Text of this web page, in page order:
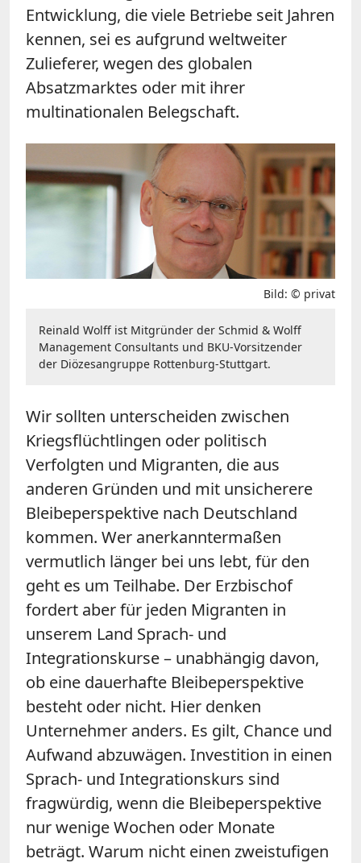
Entwicklung, die viele Betriebe seit Jahren
kennen, sei es aufgrund weltweiter
Zulieferer, wegen des globalen
Absatzmarktes oder mit ihrer
multinationalen Belegschaft.
Bild: © privat
Reinald Wolff ist Mitgründer der Schmid & Wolff
Management Consultants und BKU-Vorsitzender
der Diözesangruppe Rottenburg-Stuttgart.
Wir sollten unterscheiden zwischen
Kriegsflüchtlingen oder politisch
Verfolgten und Migranten, die aus
anderen Gründen und mit unsicherere
Bleibeperspektive nach Deutschland
kommen. Wer anerkanntermaßen
vermutlich länger bei uns lebt, für den
geht es um Teilhabe. Der Erzbischof
fordert aber für jeden Migranten in
unserem Land Sprach- und
Integrationskurse – unabhängig davon,
ob eine dauerhafte Bleibeperspektive
besteht oder nicht. Hier denken
Unternehmer anders. Es gilt, Chance und
Aufwand abzuwägen. Investition in einen
Sprach- und Integrationskurs sind
fragwürdig, wenn die Bleibeperspektive
nur wenige Wochen oder Monate
beträgt. Warum nicht einen zweistufigen